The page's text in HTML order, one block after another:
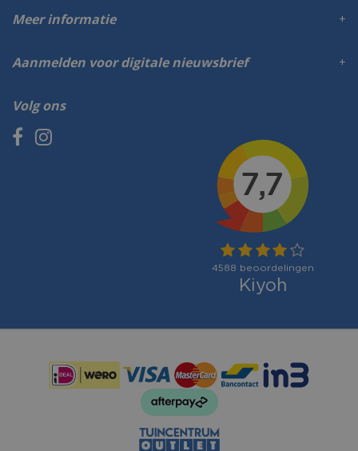
Volg ons
Meer informatie
Aanmelden voor digitale nieuwsbrief